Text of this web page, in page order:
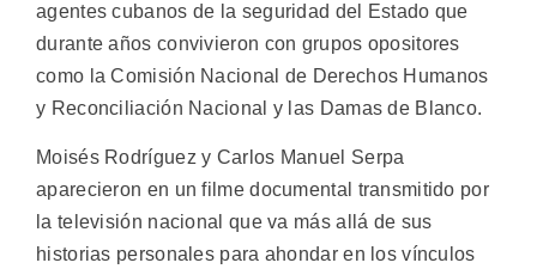
agentes cubanos de la seguridad del Estado que
durante años convivieron con grupos opositores
como la Comisión Nacional de Derechos Humanos
y Reconciliación Nacional y las Damas de Blanco.
Moisés Rodríguez y Carlos Manuel Serpa
aparecieron en un filme documental transmitido por
la televisión nacional que va más allá de sus
historias personales para ahondar en los vínculos